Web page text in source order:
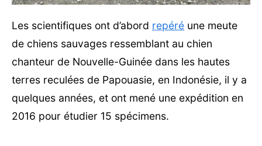
Les scientifiques ont d’abord repéré une meute
de chiens sauvages ressemblant au chien
chanteur de Nouvelle-Guinée dans les hautes
terres reculées de Papouasie, en Indonésie, il y a
quelques années, et ont mené une expédition en
2016 pour étudier 15 spécimens.